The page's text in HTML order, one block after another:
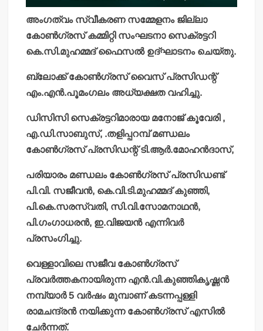
അംഗത്വം സ്വീകരണ സമ്മേളനം ജില്ലാ
കോണ്‍ഗ്രസ് കമ്മിറ്റി സംഘടനാ സെക്രട്ടറി
കെ.സി.മുഹമ്മദ് ഫൈസല്‍ ഉദ്ഘാടനം ചെയ്തു.
ബ്ലോക്ക് കോണ്‍ഗ്രസ് വൈസ് പ്രസിഡന്റ്
എം.എന്‍.പൂമംഗലം അധ്യക്ഷത വഹിച്ചു.
ഡിസിസി സെക്രട്ടറിമാരായ മനോജ് കൂവേരി ,
എ.ഡി.സാബുസ്, .തളിപ്പറമ്പ് മണ്ഡലം
കോണ്‍ഗ്രസ് പ്രസിഡന്റ് ടി.ആര്‍.മോഹന്‍ദാസ്,
പരിയാരം മണ്ഡലം കോണ്‍ഗ്രസ് പ്രസിഡണ്ട്
പി.വി. സജീവന്‍, കെ.വി.ടി.മുഹമ്മദ് കുഞ്ഞി,
പി.കെ.സരസ്വതി, സി.വി.സോമനാഥന്‍,
പി.ഗംഗാധരന്‍, ഇ.വിജയന്‍ എന്നിവര്‍
പ്രസംഗിച്ചു.
വെള്ളാവിലെ സജീവ കോണ്‍ഗ്രസ്
പ്രവര്‍ത്തകനായിരുന്ന എന്‍.വി.കുഞ്ഞികൃഷ്ണന്‍
നമ്പ്യാര്‍ 5 വര്‍ഷം മുമ്പാണ് കടന്നപ്പള്ളി
രാമചന്ദ്രന്‍ നയിക്കുന്ന കോണ്‍ഗ്രസ് എസില്‍
ചേര്‍ന്നത്.